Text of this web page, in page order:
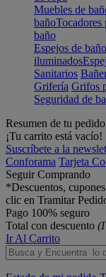
Muebles de
bañoTocadores
baño
Espejos de baño
iluminados
Sanitarios
Grifería Grifos
Seguridad de
Resumen de tu pedido
¡Tu carrito está vacío!
Suscríbete a la
Conforama Tarjeta
Seguir Comprando
*Descuentos,
clic en Tramitar
Pago 100% seguro
Total con descuento
Ir Al Carrito